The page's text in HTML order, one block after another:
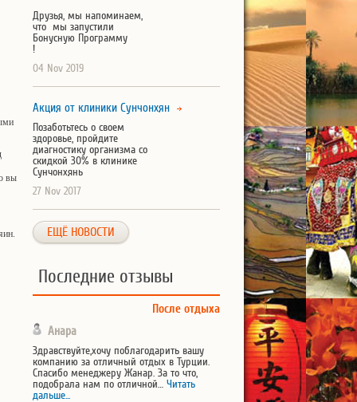
вы
Друзья, мы напоминаем,
что мы запустили
Бонусную Программу
!
04 Nov 2019
Акция от клиники Сунчонхян
Позаботьтесь о своем
здоровье, пройдите
диагностику организма со
скидкой 30% в клинике
Сунчонхянь
27 Nov 2017
ЕЩЁ НОВОСТИ
Последние отзывы
После отдыха
Анара
Здравствуйте,хочу поблагодарить вашу
компанию за отличный отдых в Турции.
Спасибо менеджеру Жанар. За то что,
подобрала нам по отличной… Читать
дальше...